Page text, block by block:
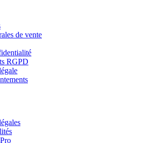
de vente
RGPD